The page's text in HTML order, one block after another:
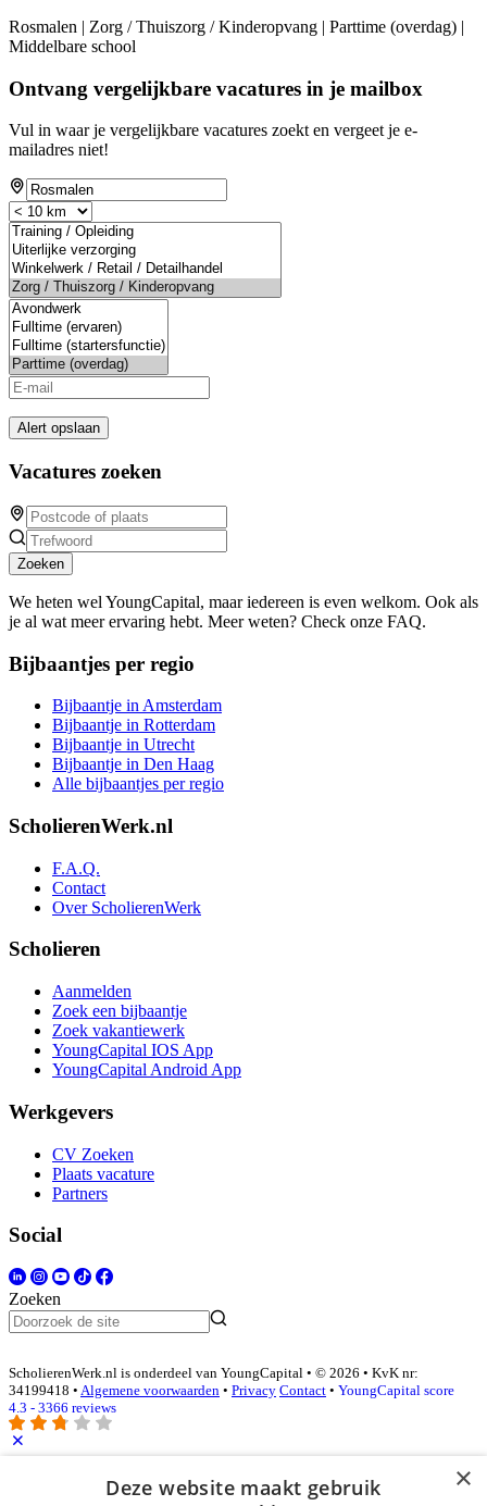
Rosmalen | Zorg / Thuiszorg / Kinderopvang | Parttime (overdag) |
Middelbare school
Ontvang vergelijkbare vacatures in je mailbox
Vul in waar je vergelijkbare vacatures zoekt en vergeet je e-
mailadres niet!
Alert opslaan
Vacatures zoeken
Zoeken
We heten wel YoungCapital, maar iedereen is even welkom. Ook als
je al wat meer ervaring hebt. Meer weten? Check onze FAQ.
Bijbaantjes per regio
Bijbaantje in Amsterdam
Bijbaantje in Rotterdam
Bijbaantje in Utrecht
Bijbaantje in Den Haag
Alle bijbaantjes per regio
ScholierenWerk.nl
F.A.Q.
Contact
Over ScholierenWerk
Scholieren
Aanmelden
Zoek een bijbaantje
Zoek vakantiewerk
YoungCapital IOS App
YoungCapital Android App
Werkgevers
CV Zoeken
Plaats vacature
Partners
Social
Zoeken
ScholierenWerk.nl is onderdeel van YoungCapital • © 2026 • KvK nr:
34199418 • Algemene voorwaarden • Privacy Contact • YoungCapital score
4.3 - 3366 reviews
Inloggen als bedrijf ×
Deze website maakt gebruik